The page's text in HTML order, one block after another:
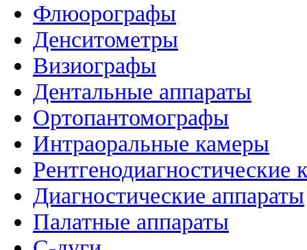
Флюорографы
Денситометры
Визиографы
Дентальные аппараты
Ортопантомографы
Интраоральные камеры
Рентгенодиагностические
Диагностические аппараты
Палатные аппараты